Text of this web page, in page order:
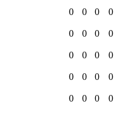
0 0 0 0
0 0 0 0
0 0 0 0
0 0 0 0
0 0 0 0